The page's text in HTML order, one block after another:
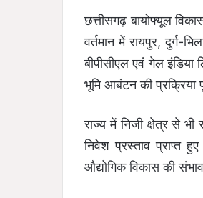
छत्तीसगढ़ बायोफ्यूल
वर्तमान में रायपुर, दुर्ग-
बीपीसीएल एवं गेल
भूमि आबंटन की प्रक्रिया
राज्य में निजी क्षेत्र से
निवेश प्रस्ताव प्राप्त
औद्योगिक विकास की